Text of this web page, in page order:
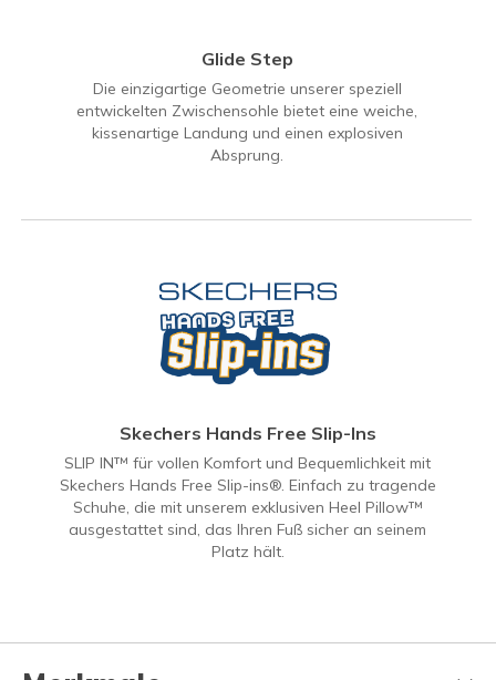
Glide Step
Die einzigartige Geometrie unserer speziell
entwickelten Zwischensohle bietet eine weiche,
kissenartige Landung und einen explosiven
Absprung.
Skechers Hands Free Slip-Ins
SLIP IN™ für vollen Komfort und Bequemlichkeit mit
Skechers Hands Free Slip-ins®. Einfach zu tragende
Schuhe, die mit unserem exklusiven Heel Pillow™
ausgestattet sind, das Ihren Fuß sicher an seinem
Platz hält.